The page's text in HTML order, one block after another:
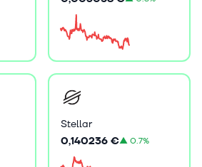
Stellar
0,140236 €▲0.7%